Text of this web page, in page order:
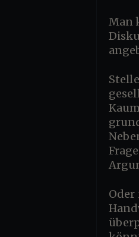
Man kann dieses Muster inzwischen beinahe täglich beobachten. Und das nicht nur im öffentlichem
Stellen wir uns einen Hochschulprofessor vor, der in einer Podiumsdiskussion sagt, dass jede große
Oder nehmen wir eine Unternehmerin, die erklärt, dass steigende Energiepreise kleinere